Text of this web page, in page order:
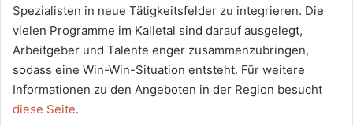
Spezialisten in neue Tätigkeitsfelder zu integrieren. Die
vielen Programme im Kalletal sind darauf ausgelegt,
Arbeitgeber und Talente enger zusammenzubringen,
sodass eine Win-Win-Situation entsteht. Für weitere
Informationen zu den Angeboten in der Region besucht
diese Seite.